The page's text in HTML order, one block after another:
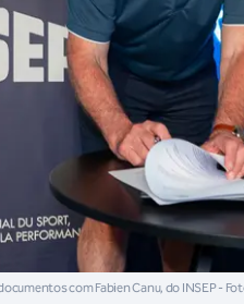
com Fabien Canu, do INSEP -